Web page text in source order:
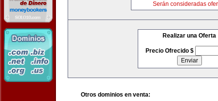
Serán consideradas
Realizar una Oferta
Precio Ofrecido $
Otros dominios en venta: